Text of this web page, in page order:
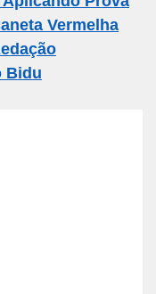
Vermelha
Bidu